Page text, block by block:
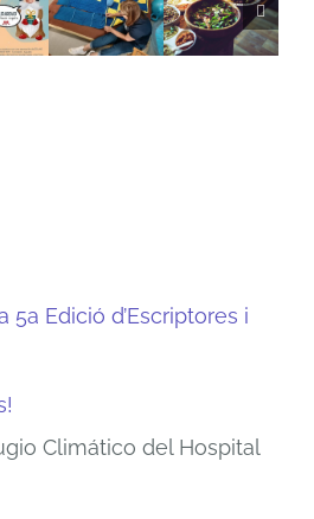
para
Ucrania
comedor
5a Edició d’Escriptores i
Climático del Hospital